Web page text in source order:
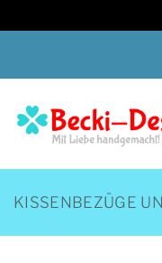
springen
KISSENBEZÜGE